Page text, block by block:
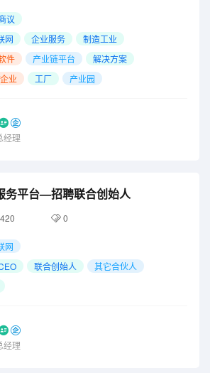
议
网 企业服务 制造工业
件 产业链平台 解决方案
业 工厂 产业园
经理
务平台—招聘联合创始人
0
网
联合创始人 其它合伙人
经理